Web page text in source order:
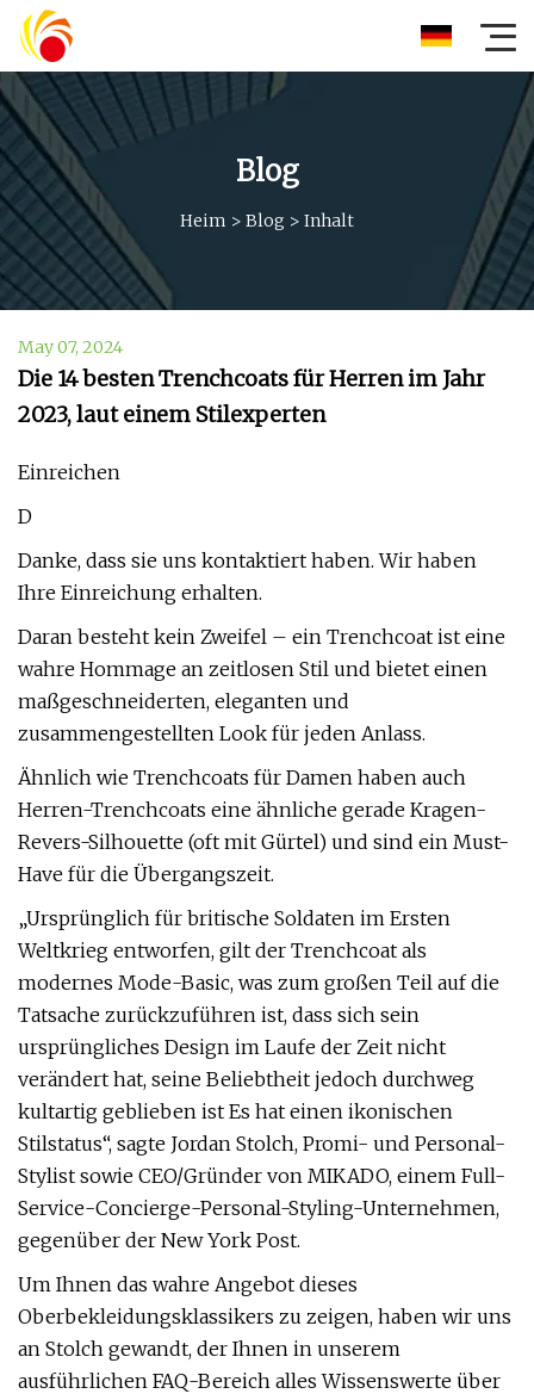
Blog
Heim > Blog > Inhalt
May 07, 2024
Die 14 besten Trenchcoats für Herren im Jahr
2023, laut einem Stilexperten
Einreichen
D
Danke, dass sie uns kontaktiert haben. Wir haben
Ihre Einreichung erhalten.
Daran besteht kein Zweifel – ein Trenchcoat ist eine
wahre Hommage an zeitlosen Stil und bietet einen
maßgeschneiderten, eleganten und
zusammengestellten Look für jeden Anlass.
Ähnlich wie Trenchcoats für Damen haben auch
Herren-Trenchcoats eine ähnliche gerade Kragen-
Revers-Silhouette (oft mit Gürtel) und sind ein Must-
Have für die Übergangszeit.
„Ursprünglich für britische Soldaten im Ersten
Weltkrieg entworfen, gilt der Trenchcoat als
modernes Mode-Basic, was zum großen Teil auf die
Tatsache zurückzuführen ist, dass sich sein
ursprüngliches Design im Laufe der Zeit nicht
verändert hat, seine Beliebtheit jedoch durchweg
kultartig geblieben ist Es hat einen ikonischen
Stilstatus“, sagte Jordan Stolch, Promi- und Personal-
Stylist sowie CEO/Gründer von MIKADO, einem Full-
Service-Concierge-Personal-Styling-Unternehmen,
gegenüber der New York Post.
Um Ihnen das wahre Angebot dieses
Oberbekleidungsklassikers zu zeigen, haben wir uns
an Stolch gewandt, der Ihnen in unserem
ausführlichen FAQ-Bereich alles Wissenswerte über